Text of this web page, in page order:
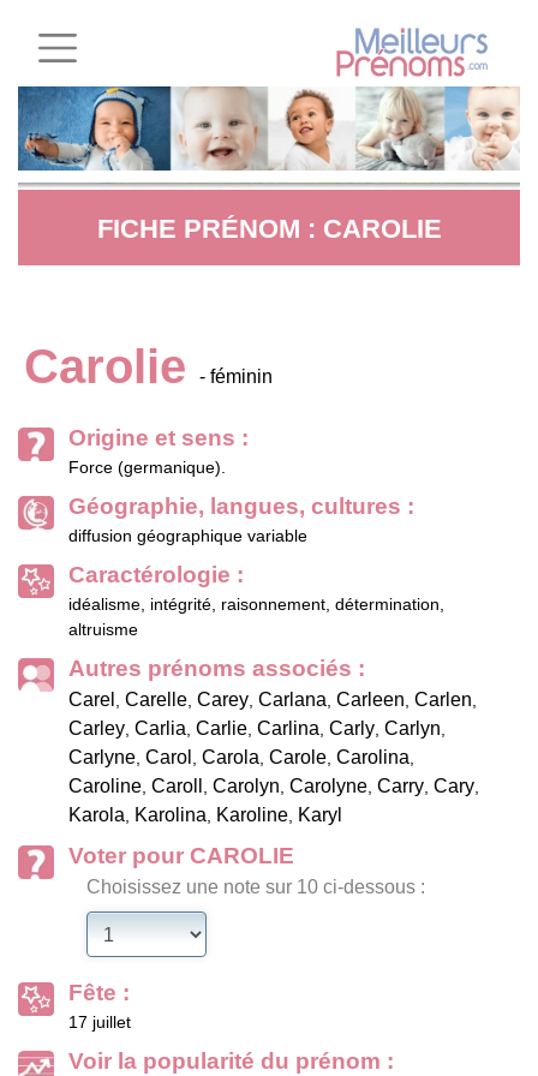
FICHE PRÉNOM : CAROLIE
Carolie - féminin
Origine et sens :
Force (germanique).
Géographie, langues, cultures :
diffusion géographique variable
Caractérologie :
idéalisme, intégrité, raisonnement, détermination,
altruisme
Autres prénoms associés :
Carel , Carelle, Carey, Carlana, Carleen, Carlen,
Carley, Carlia, Carlie, Carlina, Carly, Carlyn,
Carlyne, Carol , Carola, Carole, Carolina,
Caroline, Caroll , Carolyn, Carolyne, Carry, Cary,
Karola, Karolina, Karoline, Karyl
Voter pour CAROLIE
Choisissez une note sur 10 ci-dessous :
Fête :
17 juillet
Voir la popularité du prénom :